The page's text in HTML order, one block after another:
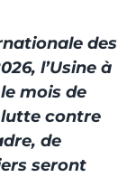
des
l’Usine à
mois de
lutte contre
de
seront